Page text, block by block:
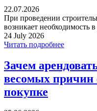
22.07.2026
При проведении
возникает необходимость
24 July 2026
Читать подробнее
Зачем
весомых причин
покупке